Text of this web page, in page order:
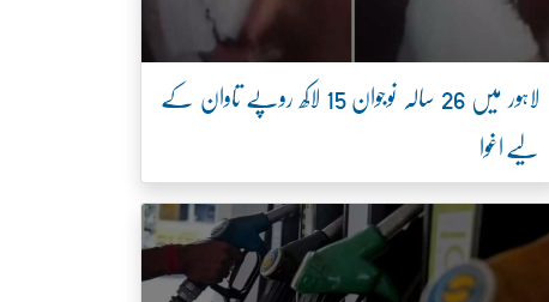
لاہور میں 26 سالہ نوجوان 15 لاکھ روپے تاوان کے
لیے اغوا